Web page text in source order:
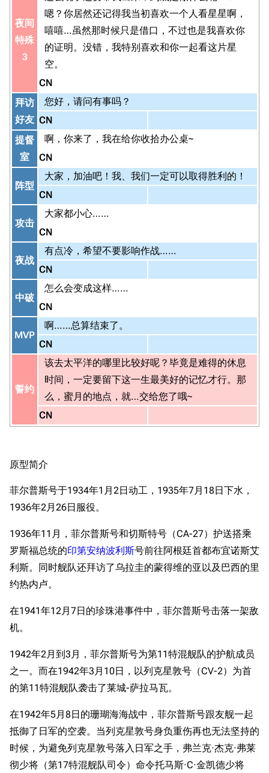
夜间
特殊
3
嗯？你居然还记得我当初喜欢一个人看星星啊，
嘻嘻…虽然那时候只是借口，不过也是我喜欢你
的证明。没错，我特别喜欢和你一起看这片星
空。
CN
拜访
好友
您好，请问有事吗？
CN
提督
室
啊，你来了，我在给你收拾办公桌~
CN
阵型
大家，加油吧！我、我们一定可以取得胜利的！
CN
攻击
大家都小心……
CN
夜战
有点冷，希望不要影响作战……
CN
中破
怎么会变成这样……
CN
MVP
啊……总算结束了。
CN
誓约
该去太平洋的哪里比较好呢？毕竟是难得的休息
时间，一定要留下这一生最美好的记忆才行。那
么，蜜月的地点，就…交给您了哦~
CN
原型简介
菲尔普斯号于1934年1月2日动工，1935年7月18日下水，
1936年2月26日服役。
1936年11月，菲尔普斯号和切斯特号（CA-27）护送搭乘
罗斯福总统的印第安纳波利斯号前往阿根廷首都布宜诺斯艾
利斯。同时舰队还拜访了乌拉圭的蒙得维的亚以及巴西的里
约热内卢。
在1941年12月7日的珍珠港事件中，菲尔普斯号击落一架敌
机。
1942年2月到3月，菲尔普斯号为第11特混舰队的护航成员
之一。而在1942年3月10日，以列克星敦号（CV-2）为首
的第11特混舰队袭击了莱城-萨拉马瓦。
在1942年5月8日的珊瑚海海战中，菲尔普斯号跟友舰一起
抵御了日军的空袭。当列克星敦号身负重伤再也无法坚持的
时候，为避免列克星敦号落入日军之手，弗兰克·杰克·弗莱
彻少将（第17特混舰队司令）命令托马斯·C·金凯德少将